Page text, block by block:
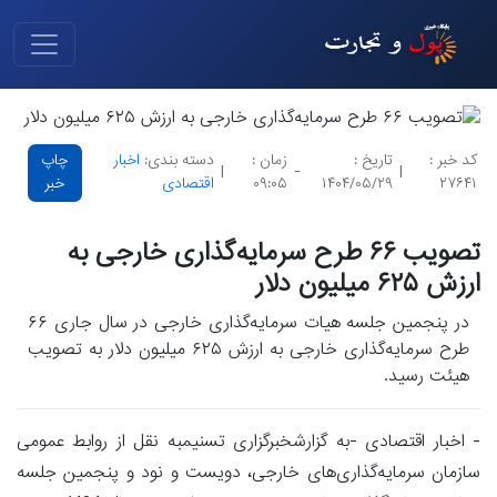
کد خبر :
۲۷۶۴۱
|
تاریخ :
۱۴۰۴/۰۵/۲۹
-
زمان :
۰۹:۰۵
|
دسته بندی: اخبار
اقتصادی
چاپ
خبر
تصویب ۶۶ طرح سرمایه‌گذاری خارجی به
ارزش ۶۲۵ میلیون دلار
در پنجمین جلسه هیات سرمایه‌گذاری خارجی در سال جاری ۶۶
طرح سرمایه‌گذاری خارجی به ارزش ۶۲۵ میلیون دلار به تصویب
هیئت رسید.
- اخبار اقتصادی -به گزارشخبرگزاری تسنیمبه نقل از روابط عمومی
سازمان سرمایه‌گذاری‌های خارجی، دویست و نود و پنجمین جلسه